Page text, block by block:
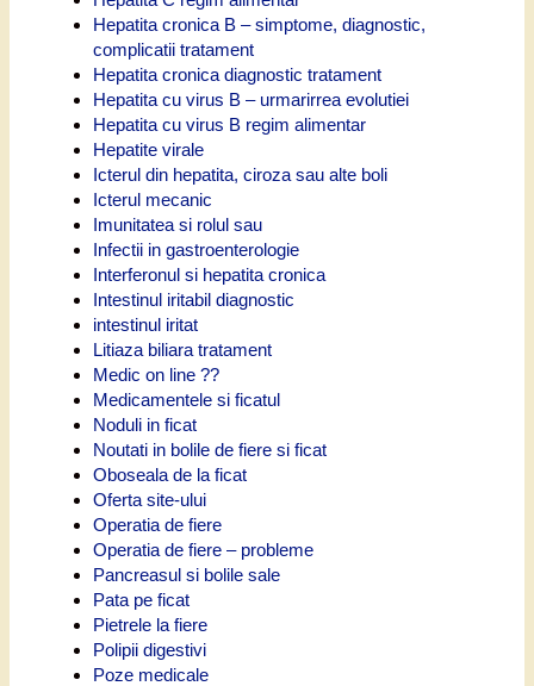
Hepatita cronica B – simptome, diagnostic,
complicatii tratament
Hepatita cronica diagnostic tratament
Hepatita cu virus B – urmarirrea evolutiei
Hepatita cu virus B regim alimentar
Hepatite virale
Icterul din hepatita, ciroza sau alte boli
Icterul mecanic
Imunitatea si rolul sau
Infectii in gastroenterologie
Interferonul si hepatita cronica
Intestinul iritabil diagnostic
intestinul iritat
Litiaza biliara tratament
Medic on line ??
Medicamentele si ficatul
Noduli in ficat
Noutati in bolile de fiere si ficat
Oboseala de la ficat
Oferta site-ului
Operatia de fiere
Operatia de fiere – probleme
Pancreasul si bolile sale
Pata pe ficat
Pietrele la fiere
Polipii digestivi
Poze medicale